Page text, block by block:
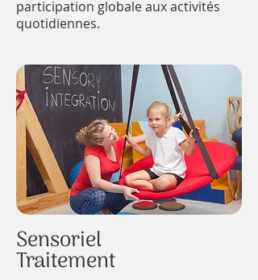
participation globale aux activités
quotidiennes.
Sensoriel
Traitement